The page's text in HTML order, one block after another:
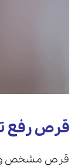
قرص رفع
قرص مشخص و